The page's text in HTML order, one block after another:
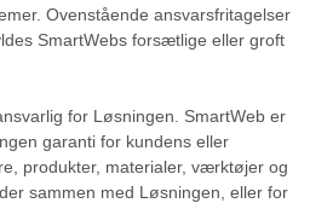
Ovenstående ansvarsfritagelser
SmartWebs forsætlige eller groft
for Løsningen. SmartWeb er
garanti for kundens eller
produkter, materialer, værktøjer og
sammen med Løsningen, eller for